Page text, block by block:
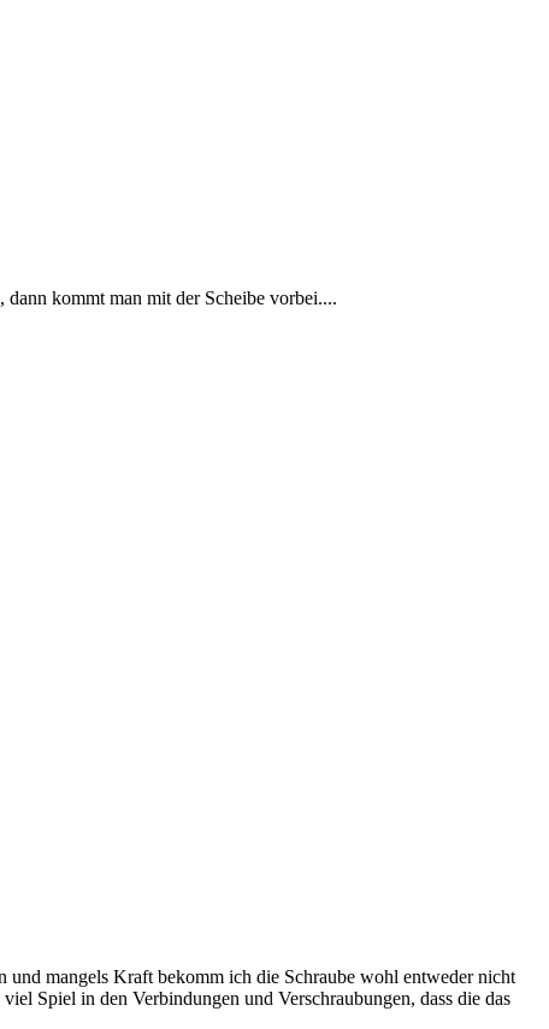
dann kommt man mit der Scheibe vorbei....
mangels Kraft bekomm ich die Schraube wohl entweder nicht
Spiel in den Verbindungen und Verschraubungen, dass die das